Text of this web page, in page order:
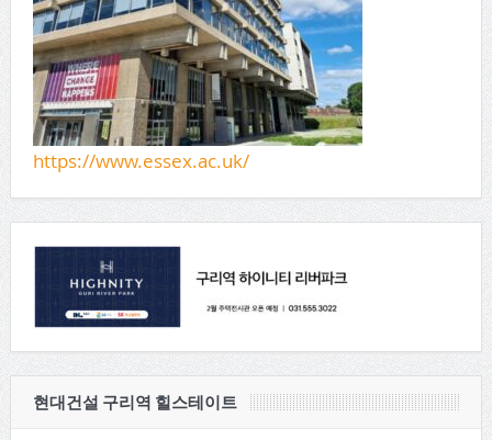
https://www.essex.ac.uk/
현대건설 구리역 힐스테이트